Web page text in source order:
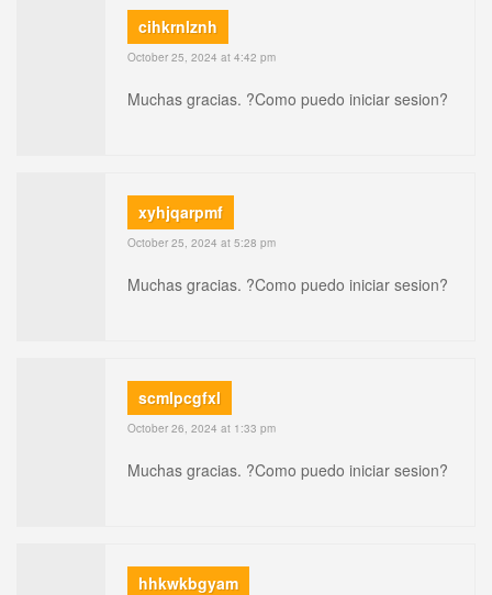
cihkrnlznh
October 25, 2024 at 4:42 pm
Muchas gracias. ?Como puedo iniciar sesion?
xyhjqarpmf
October 25, 2024 at 5:28 pm
Muchas gracias. ?Como puedo iniciar sesion?
scmlpcgfxl
October 26, 2024 at 1:33 pm
Muchas gracias. ?Como puedo iniciar sesion?
hhkwkbgyam